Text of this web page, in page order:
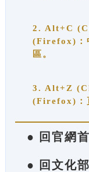
2. Alt+C
(Firefox)：
區。
3. Alt+Z
(Firefox)：
● 回官網
● 回文化